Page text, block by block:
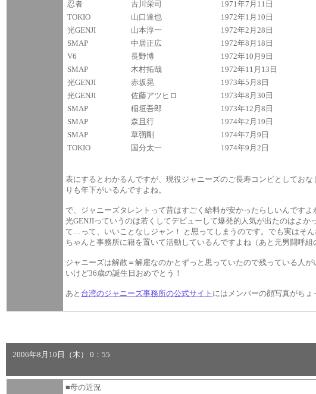
忍者
古川栄司
1971年7月11日
TOKIO
山口達也
1972年1月10日
光GENJI
山本淳一
1972年2月28日
SMAP
中居正広
1972年8月18日
V6
長野博
1972年10月9日
SMAP
木村拓哉
1972年11月13日
光GENJI
赤坂晃
1973年5月8日
光GENJI
佐藤アツヒロ
1973年8月30日
SMAP
稲垣吾郎
1973年12月8日
SMAP
森且行
1974年2月19日
SMAP
草彅剛
1974年7月9日
TOKIO
国分太一 1974年9月2日
表にするとわかるんですが、現役ジャニーズのご長寿コンビとしてお
りも年下がいるんですよね。
で、ジャニーズタレントって昔はすごく給料が安かったらしいんです
光GENJIっていうのは若くしてデビューして爆発的人気が出たのはよ
て…って、いいことなしジャン！ と思ってしまうのです。でも実はそん
ちゃんと事務所に籍を置いて活動しているんですよね（あと元男闘呼組
ジャニーズは解散＝解雇なのかとずっと思っていたので残っている人
いけど36歳の誕生日おめでとう！
あと 台湾のジャニーズ事務所の公式サイト にはメンバーの顔写真がちょ
2006年8月10日（木） 0：55
■母の近況